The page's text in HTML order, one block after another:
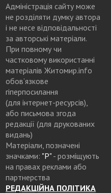
Адміністрація сайту може
не розділяти думку автора
і не несе відповідальності
за авторські матеріали.
При повному чи
частковому використанні
матеріалів Житомир.info
обов’язкове
гіперпосилання
(для інтернет-ресурсів),
або письмова згода
редакції (для друкованих
видань)
Матеріали, позначені
значками: "Р"- розміщують
на правах реклами або
партнерства
РЕДАКЦІЙНА ПОЛІТИКА